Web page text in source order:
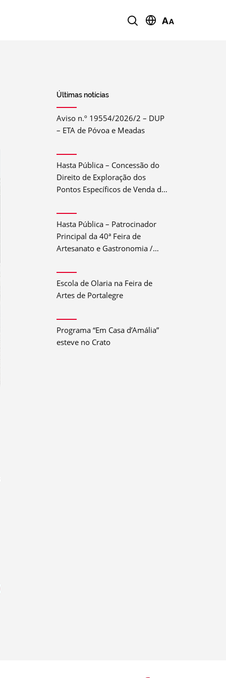
Últimas notícias
Aviso n.º 19554/2026/2 – DUP
– ETA de Póvoa e Meadas
Hasta Pública – Concessão do
Direito de Exploração dos
Pontos Específicos de Venda de
Crato 2026
Hasta Pública – Patrocinador
Principal da 40ª Feira de
Artesanato e Gastronomia /
Escola de Olaria na Feira de
Artes de Portalegre
Programa “Em Casa d’Amália”
esteve no Crato